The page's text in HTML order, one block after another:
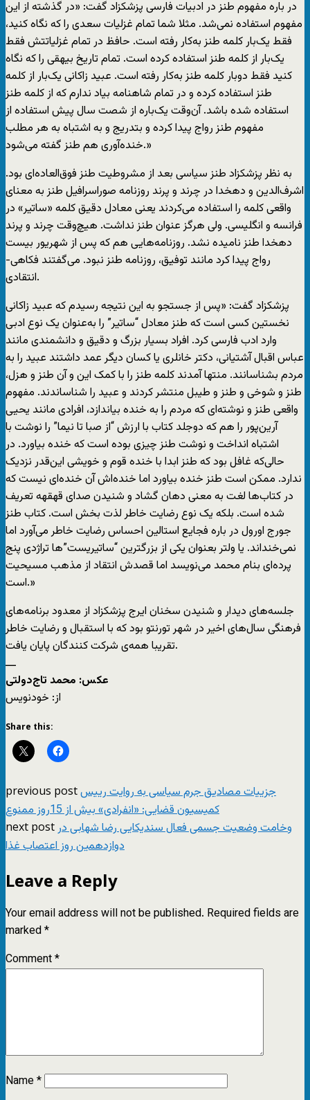
در باره مفهوم طنز در ادبیات فارسی پزشکزاد گفت: «در گذشته از این
مفهوم استفاده نمی‌شد. مثلا شما تمام غزلیات سعدی را که نگاه کنید،
فقط یک‌بار کلمه طنز به‌کار رفته است. حافظ در تمام غزلیاتتش فقط
یک‌بار از کلمه طنز استفاده کرده است. تمام تاریخ بیهقی را که نگاه
کنید فقط دوبار کلمه طنز به‌کار رفته است. عبید زاکانی یک‌بار از کلمه
طنز استفاده کرده و در تمام شاهنامه بیاد ندارم که از کلمه طنز
استفاده شده باشد. آن‌وقت یک‌باره از شصت سال پیش استفاده از
مفهوم طنز رواج پیدا کرده و بتدریج و به اشتباه به هر مطلب
خنده‌آوری هم طنز گفته می‌شود.»
به نظر پزشکزاد طنز سیاسی بعد از مشروطیت طنز فوق‌العاده‌ای بود.
اشرف‌الدین و دهخدا در چرند و پرند روزنامه صوراسرافیل طنز به معنای
واقعی کلمه را استفاده می‌کردند یعنی معادل دقیق کلمه «ساتیر» در
فرانسه و انگلیسی. ولی هرگز عنوان طنز نداشت. هیچ‌وقت چرند و پرند
دهخدا طنز نامیده نشد. روزنامه‌هایی هم که پس از شهریور بیست
رواج پیدا کرد مانند توفیق، روزنامه طنز نبود. می‌گفتند فکاهی-
انتقادی.
پزشکزاد گفت: «پس از جستجو به این نتیجه رسیدم که عبید زاکانی
نخستین کسی است که طنز معادل “ساتیر” را به‌عنوان یک نوع ادبی
وارد ادب فارسی کرد. افراد بسیار بزرگ و دقیق و دانشمندی مانند
عباس اقبال آشتیانی، دکتر خانلری یا کسان دیگر عمد داشتند عبید را به
مردم بشناسانند. منتها آمدند کلمه طنز را با کمک این و آن طنز و هزل،
طنز و شوخی و طنز و طیبل منتشر کردند و عبید را شناساندند. مفهوم
واقعی طنز و نوشته‌ای که مردم را به خنده بیاندازد، افرادی مانند یحیی
آرین‌پور را هم که دوجلد کتاب با ارزش “از صبا تا نیما” را نوشت با
اشتباه انداخت و نوشت طنز چیزی بوده است که خنده بیاورد. در
حالی‌که غافل بود که طنز ابدا با خنده قوم و خویشی این‌قدر نزدیک
ندارد. ممکن است طنز خنده بیاورد اما خنده‌اش آن خنده‌ای نیست که
در کتاب‌ها لغت به معنی دهان گشاد و شنیدن صدای قهقهه تعریف
شده است. بلکه یک نوع رضایت خاطر لذت بخش است. کتاب طنز
جورج اورول در باره فجایع استالین احساس رضایت خاطر می‌آورد اما
نمی‌خنداند. یا ولتر بعنوان یکی از بزرگترین “ساتیریست”ها تراژدی پنج
پرده‌ای بنام محمد می‌نویسد اما قصدش انتقاد از مذهب مسیحیت
است.»
جلسه‌های دیدار و شنیدن سخنان ایرج پزشکزاد از معدود برنامه‌های
فرهنگی سال‌های اخیر در شهر تورنتو بود که با استقبال و رضایت خاطر
تقریبا همه‌ی شرکت کنندگان پایان یافت.
ـــ
عکس: محمد تاج‌دولتی
از: خودنويس
Share this:
previous postجزییات مصادیق جرم سیاسی به روایت رییس
کمیسیون قضايی: «انفرادی» بیش از 15روز ممنوع
next post وخامت وضعیت جسمی فعال سندیکایی رضا شهابی در
دوازدهمین روز اعتصاب غذا
Leave a Reply
Your email address will not be published. Required fields are
marked*
Comment*
Name*